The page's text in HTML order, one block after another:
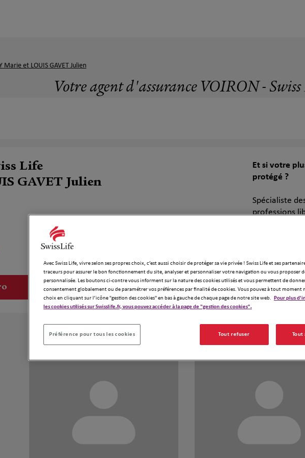
Marie et LOUIS GAVET Julien
Votre agent d'assurance VOIRON -
Life
GAVET Julien
Demander un devis
Et si votre
protégé ?
Spécialiste
professions
santé, leurs
Prévoyance,
vous
adaptée à
Notre
solutions
dans tous
Notre équipe
Avec Swiss Life, vivre selon ses propres choix, c’est aussi choisir de protéger sa vie privée ! Swiss Life et ses
traceurs pour assurer le bon fonctionnement du site, analyser et personnaliser votre navigation ou vous proposer
personnalisée. Les boutons ci-contre vous informent sur la nature des cookies utilisés et vous permettent de
consentement globalement ou de paramétrer vos préférences par finalité de cookies. Vous pouvez à tout moment
choix en cliquant sur l’icône "gestion des cookies" en bas à gauche de chaque page de notre site web. Pour plus
les cookies utilisés sur Swisslife.fr, vous pouvez accéder à la page de "gestion des cookies".
Préférence pour tous les cookies Tout refuser